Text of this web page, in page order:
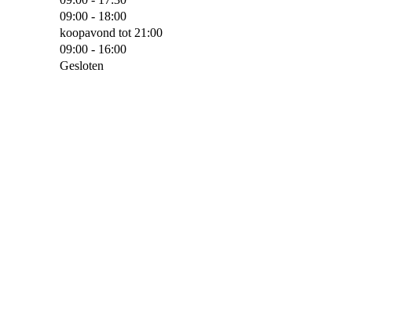
09:00 - 18:00
koopavond tot 21:00
09:00 - 16:00
Gesloten